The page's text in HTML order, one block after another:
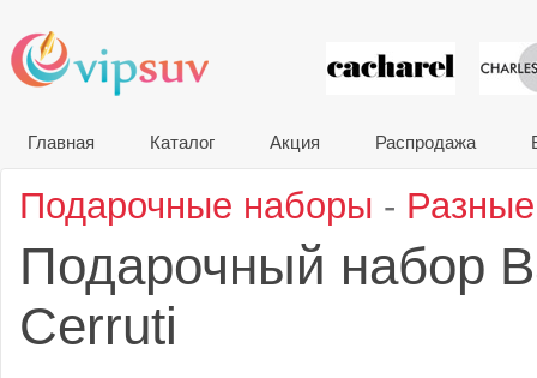
VIP
Главная Каталог Акция Распродажа
Подарочные наборы -
Подарочный набор
Cerruti